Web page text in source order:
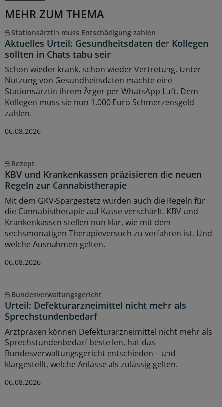
MEHR ZUM THEMA
Stationsärztin muss Entschädigung zahlen
Aktuelles Urteil: Gesundheitsdaten der Kollegen
sollten in Chats tabu sein
Schon wieder krank, schon wieder Vertretung. Unter
Nutzung von Gesundheitsdaten machte eine
Stationsärztin ihrem Ärger per WhatsApp Luft. Dem
Kollegen muss sie nun 1.000 Euro Schmerzensgeld
zahlen.
06.08.2026
Rezept
KBV und Krankenkassen präzisieren die neuen
Regeln zur Cannabistherapie
Mit dem GKV-Spargestetz wurden auch die Regeln für
die Cannabistherapie auf Kasse verschärft. KBV und
Krankenkassen stellen nun klar, wie mit dem
sechsmonatigen Therapieversuch zu verfahren ist. Und
welche Ausnahmen gelten.
06.08.2026
Bundesverwaltungsgericht
Urteil: Defekturarzneimittel nicht mehr als
Sprechstundenbedarf
Arztpraxen können Defekturarzneimittel nicht mehr als
Sprechstundenbedarf bestellen, hat das
Bundesverwaltungsgericht entschieden – und
klargestellt, welche Anlässe als zulässig gelten.
06.08.2026